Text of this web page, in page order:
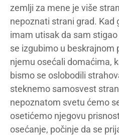
zemlji za mene je više
nepoznati strani grad. Kad
imam utisak da sam stigao
se izgubimo u beskrajnom
njemu osećali domaćima,
bismo se oslobodili
steknemo samosvest
nepoznatom svetu ćemo
osetićemo njegovu
osećanje, počinje da se